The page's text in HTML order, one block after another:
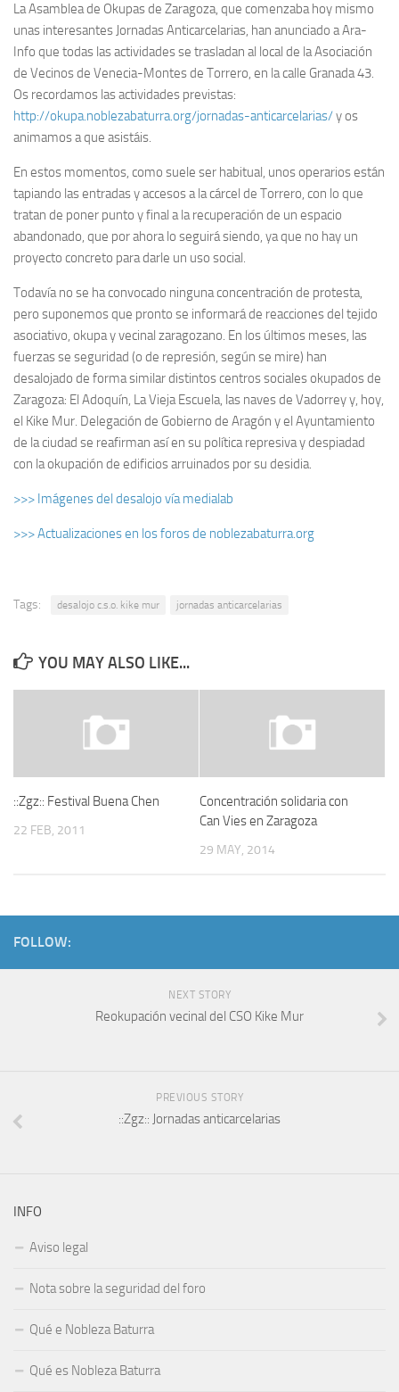
La Asamblea de Okupas de Zaragoza, que comenzaba hoy mismo
unas interesantes Jornadas Anticarcelarias, han anunciado a Ara-
Info que todas las actividades se trasladan al local de la Asociación
de Vecinos de Venecia-Montes de Torrero, en la calle Granada 43.
Os recordamos las actividades previstas:
http://okupa.noblezabaturra.org/jornadas-anticarcelarias/y os
animamos a que asistáis.
En estos momentos, como suele ser habitual, unos operarios están
tapiando las entradas y accesos a la cárcel de Torrero, con lo que
tratan de poner punto y final a la recuperación de un espacio
abandonado, que por ahora lo seguirá siendo, ya que no hay un
proyecto concreto para darle un uso social.
Todavía no se ha convocado ninguna concentración de protesta,
pero suponemos que pronto se informará de reacciones del tejido
asociativo, okupa y vecinal zaragozano. En los últimos meses, las
fuerzas se seguridad (o de represión, según se mire) han
desalojado de forma similar distintos centros sociales okupados de
Zaragoza: El Adoquín, La Vieja Escuela, las naves de Vadorrey y, hoy,
el Kike Mur. Delegación de Gobierno de Aragón y el Ayuntamiento
de la ciudad se reafirman así en su política represiva y despiadad
con la okupación de edificios arruinados por su desidia.
>>> Imágenes del desalojo vía medialab
>>> Actualizaciones en los foros de noblezabaturra.org
Tags: desalojo c.s.o. kike mur jornadas anticarcelarias
YOU MAY ALSO LIKE...
::Zgz:: Festival Buena Chen
22 FEB, 2011
Concentración solidaria con
Can Vies en Zaragoza
29 MAY, 2014
FOLLOW:
NEXT STORY
Reokupación vecinal del CSO Kike Mur
PREVIOUS STORY
::Zgz:: Jornadas anticarcelarias
INFO
Aviso legal
Nota sobre la seguridad del foro
Qué e Nobleza Baturra
Qué es Nobleza Baturra